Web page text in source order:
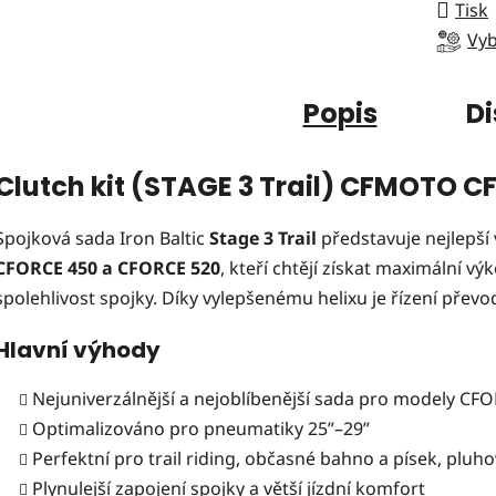
Tisk
Popis
kit (STAGE 3 Trail) CFMOTO
sada Iron Baltic Stage 3 Trail představuje
450 a CFORCE 520, kteří chtějí získat maximální
spojky. Díky vylepšenému helixu je řízení
výhody
Nejuniverzálnější a nejoblíbenější sada pro modely
Optimalizováno pro pneumatiky 25”–29”
Perfektní pro trail riding, občasné bahno a písek,
Plynulejší zapojení spojky a větší jízdní komfort